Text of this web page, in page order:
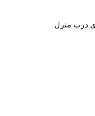
درب منزل